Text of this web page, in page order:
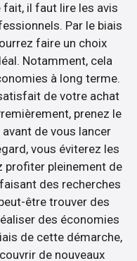
fait, il faut lire les avis
Par le biais
faire un choix
Notamment, cela
à long terme.
de votre achat
prenez le
de vous lancer
vous éviterez les
profiter pleinement de
des recherches
être trouver des
des économies
de cette démarche,
de nouveaux